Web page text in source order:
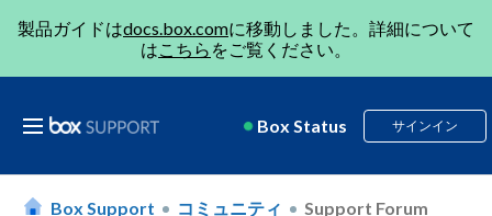
製品ガイドはdocs.box.comに移動しました。詳細について
はこちら をご覧ください。
Box Status サインイン
Box Support コミュニティ Support Forum